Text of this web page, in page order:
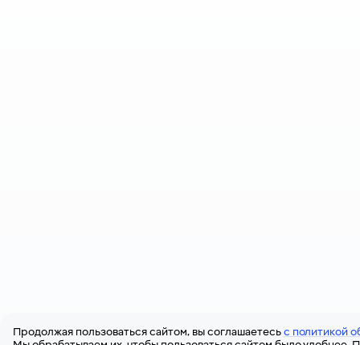
Продолжая пользоваться сайтом, вы соглашаетесьс политикой